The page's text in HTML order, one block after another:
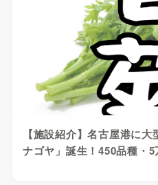
【施設紹介】名古屋港に
ナゴヤ」誕生！450品種・5